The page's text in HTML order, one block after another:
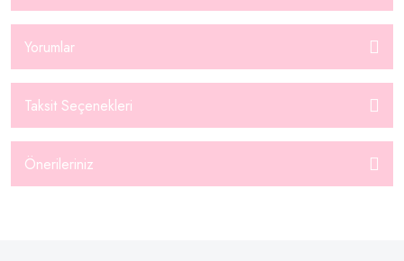
Yorumlar
Taksit Seçenekleri
Önerileriniz